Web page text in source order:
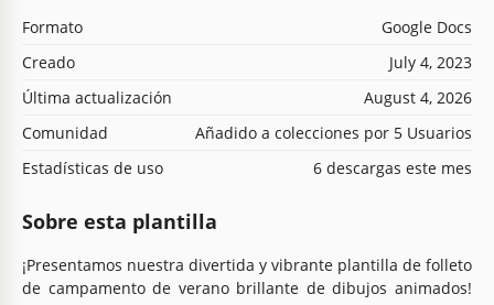
Formato
Google Docs
Creado
July 4, 2023
Última actualización
August 4, 2026
Comunidad
Añadido a colecciones por 5 Usuarios
Estadísticas de uso
6 descargas este mes
Sobre esta plantilla
¡Presentamos nuestra divertida y vibrante plantilla de folleto
de campamento de verano brillante de dibujos animados!